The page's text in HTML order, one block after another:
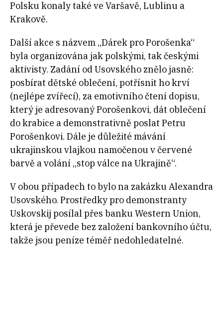
Polsku konaly také ve Varšavě, Lublinu a
Krakově.
Další akce s názvem „Dárek pro Porošenka“
byla organizována jak polskými, tak českými
aktivisty. Zadání od Usovského znělo jasně:
posbírat dětské oblečení, potřísnit ho krví
(nejlépe zvířecí), za emotivního čtení dopisu,
který je adresovaný Porošenkovi, dát oblečení
do krabice a demonstrativně poslat Petru
Porošenkovi. Dále je důležité mávání
ukrajinskou vlajkou namočenou v červené
barvě a volání „stop válce na Ukrajině“.
V obou případech to bylo na zakázku Alexandra
Usovského. Prostředky pro demonstranty
Uskovskij posílal přes banku Western Union,
která je převede bez založení bankovního účtu,
takže jsou peníze téměř nedohledatelné.